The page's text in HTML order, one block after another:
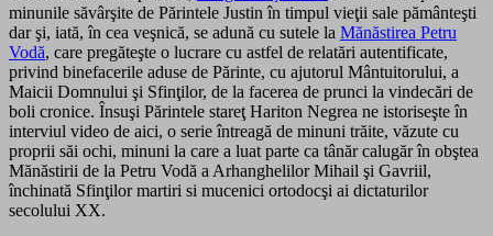
minunile săvârşite de Părintele Justin în timpul vieţii sale pământeşti
dar şi, iată, în cea veşnică, se adună cu sutele la Mănăstirea Petru
Vodă, care pregăteşte o lucrare cu astfel de relatări autentificate,
privind binefacerile aduse de Părinte, cu ajutorul Mântuitorului, a
Maicii Domnului şi Sfinţilor, de la facerea de prunci la vindecări de
boli cronice. Însuşi Părintele stareţ Hariton Negrea ne istoriseşte în
interviul video de aici, o serie întreagă de minuni trăite, văzute cu
proprii săi ochi, minuni la care a luat parte ca tânăr calugăr în obştea
Mănăstirii de la Petru Vodă a Arhanghelilor Mihail şi Gavriil,
închinată Sfinţilor martiri si mucenici ortodocşi ai dictaturilor
secolului XX.